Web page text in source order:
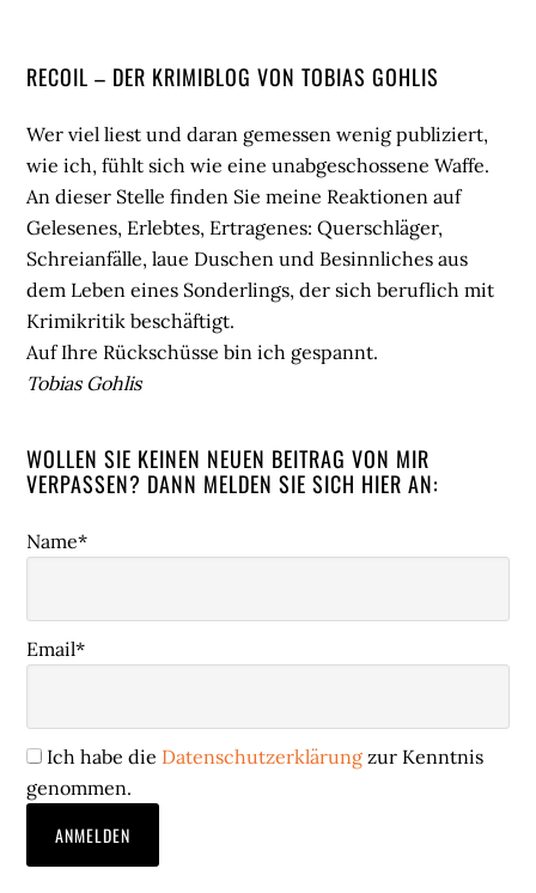
Seitenspalte
RECOIL – DER KRIMIBLOG VON TOBIAS GOHLIS
Wer viel liest und daran gemessen wenig publiziert,
wie ich, fühlt sich wie eine unabgeschossene Waffe.
An dieser Stelle finden Sie meine Reaktionen auf
Gelesenes, Erlebtes, Ertragenes: Querschläger,
Schreianfälle, laue Duschen und Besinnliches aus
dem Leben eines Sonderlings, der sich beruflich mit
Krimikritik beschäftigt.
Auf Ihre Rückschüsse bin ich gespannt.
Tobias Gohlis
WOLLEN SIE KEINEN NEUEN BEITRAG VON MIR
VERPASSEN? DANN MELDEN SIE SICH HIER AN:
Name*
Email*
Ich habe die Datenschutzerklärung zur Kenntnis
genommen.